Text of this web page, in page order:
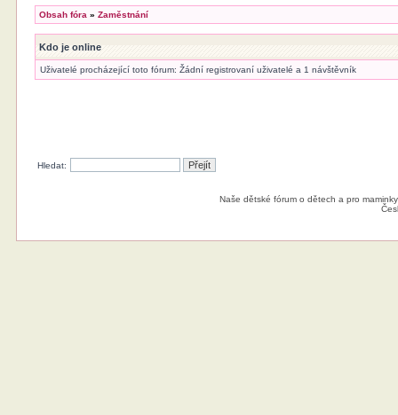
Obsah fóra »Zaměstnání
Kdo je online
Uživatelé procházející toto fórum: Žádní registrovaní uživatelé a 1 návštěvník
Hledat:
Naše dětské fórum o dětech a pro